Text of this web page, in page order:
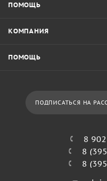
ПОМОЩЬ
КОМПАНИЯ
ПОМОЩЬ
ПОДПИСАТЬСЯ НА
8
8
8